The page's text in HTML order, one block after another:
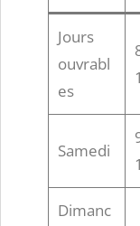
Jours
ouvrabl
es
Samedi
Dimanc